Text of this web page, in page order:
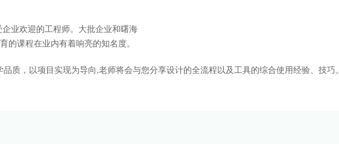
业欢迎的工程师。大批企业和曙海
的课程在业内有着响亮的知名度。
质，以项目实现为导向,老师将会与您分享设计的全流程以及工具的综合使用经验、技巧。